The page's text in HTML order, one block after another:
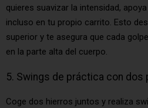
quieres suavizar la intensidad,
incluso en tu propio carrito. Esto
superior y te asegura que cada
en la parte alta del cuerpo.
5. Swings de práctica con dos
Coge dos hierros juntos y realiza